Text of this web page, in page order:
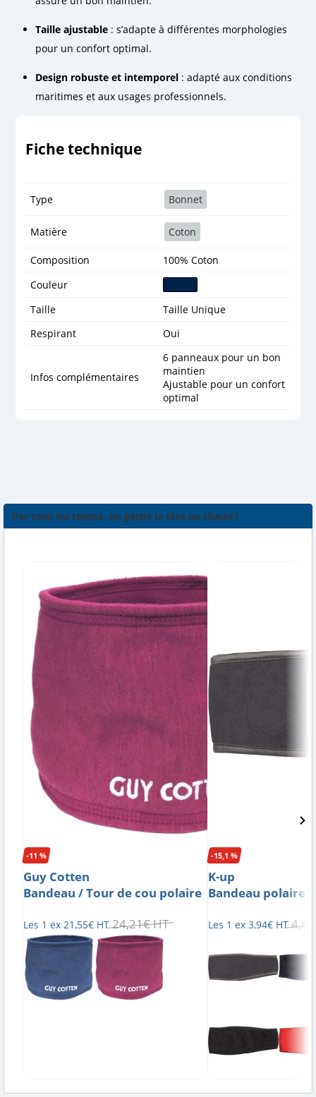
Taille ajustable : s’adapte à différentes morphologies
pour un confort optimal.
Design robuste et intemporel : adapté aux conditions
maritimes et aux usages professionnels.
Fiche technique
Type Bonnet
Matière Coton
Composition
100% Coton
Couleur
Taille
Taille Unique
Respirant
Oui
Infos complémentaires
6 panneaux pour un bon
maintien
Ajustable pour un confort
optimal
Par tous les temps, on garde la tête au chaud !
-11 %
Guy Cotten
Bandeau / Tour de cou polaire
Les 1 ex 21 ,55€ HT 24,21€HT
-15,1 %
K-up
Bandeau polaire
Les 1 ex 3,94€ HT 4,64